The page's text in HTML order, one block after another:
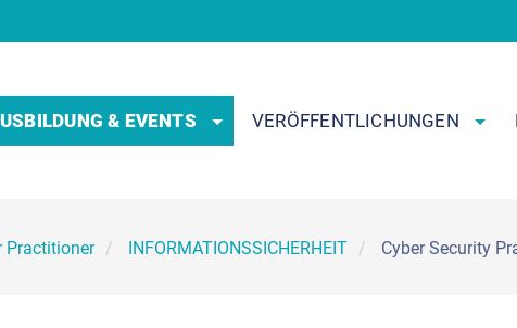
& EVENTS VERÖFFENTLICHUNGEN
Practitioner INFORMATIONSSICHERHEIT Cyber Security